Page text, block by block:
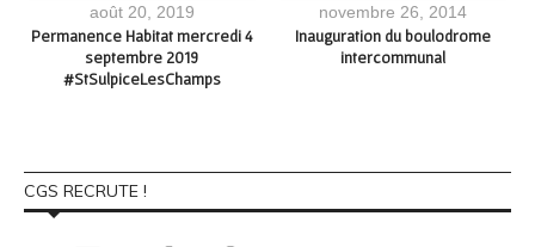
août 20, 2019
Permanence Habitat mercredi 4
septembre 2019
#StSulpiceLesChamps
novembre 26, 2014
Inauguration du boulodrome
intercommunal
CGS RECRUTE !